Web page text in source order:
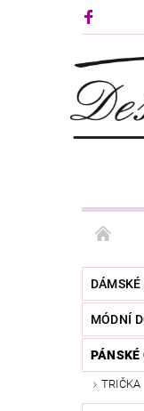
MÓDNÍ
PÁNSKÉ
TRIČKA